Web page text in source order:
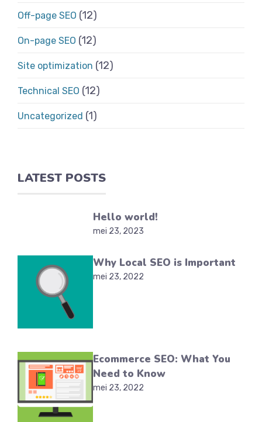
Off-page SEO (12)
On-page SEO (12)
Site optimization (12)
Technical SEO (12)
Uncategorized (1)
LATEST POSTS
Hello world!
mei 23, 2023
Why Local SEO is Important
mei 23, 2022
Ecommerce SEO: What You
Need to Know
mei 23, 2022